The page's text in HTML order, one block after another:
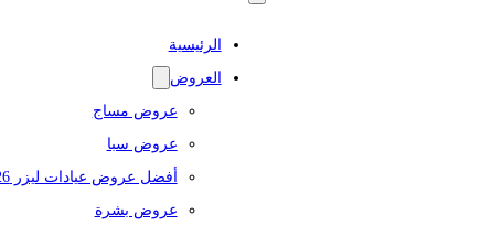
الرئيسية
العروض
عروض مساج
عروض سبا
أفضل عروض عيادات ليزر 2026
عروض بشرة